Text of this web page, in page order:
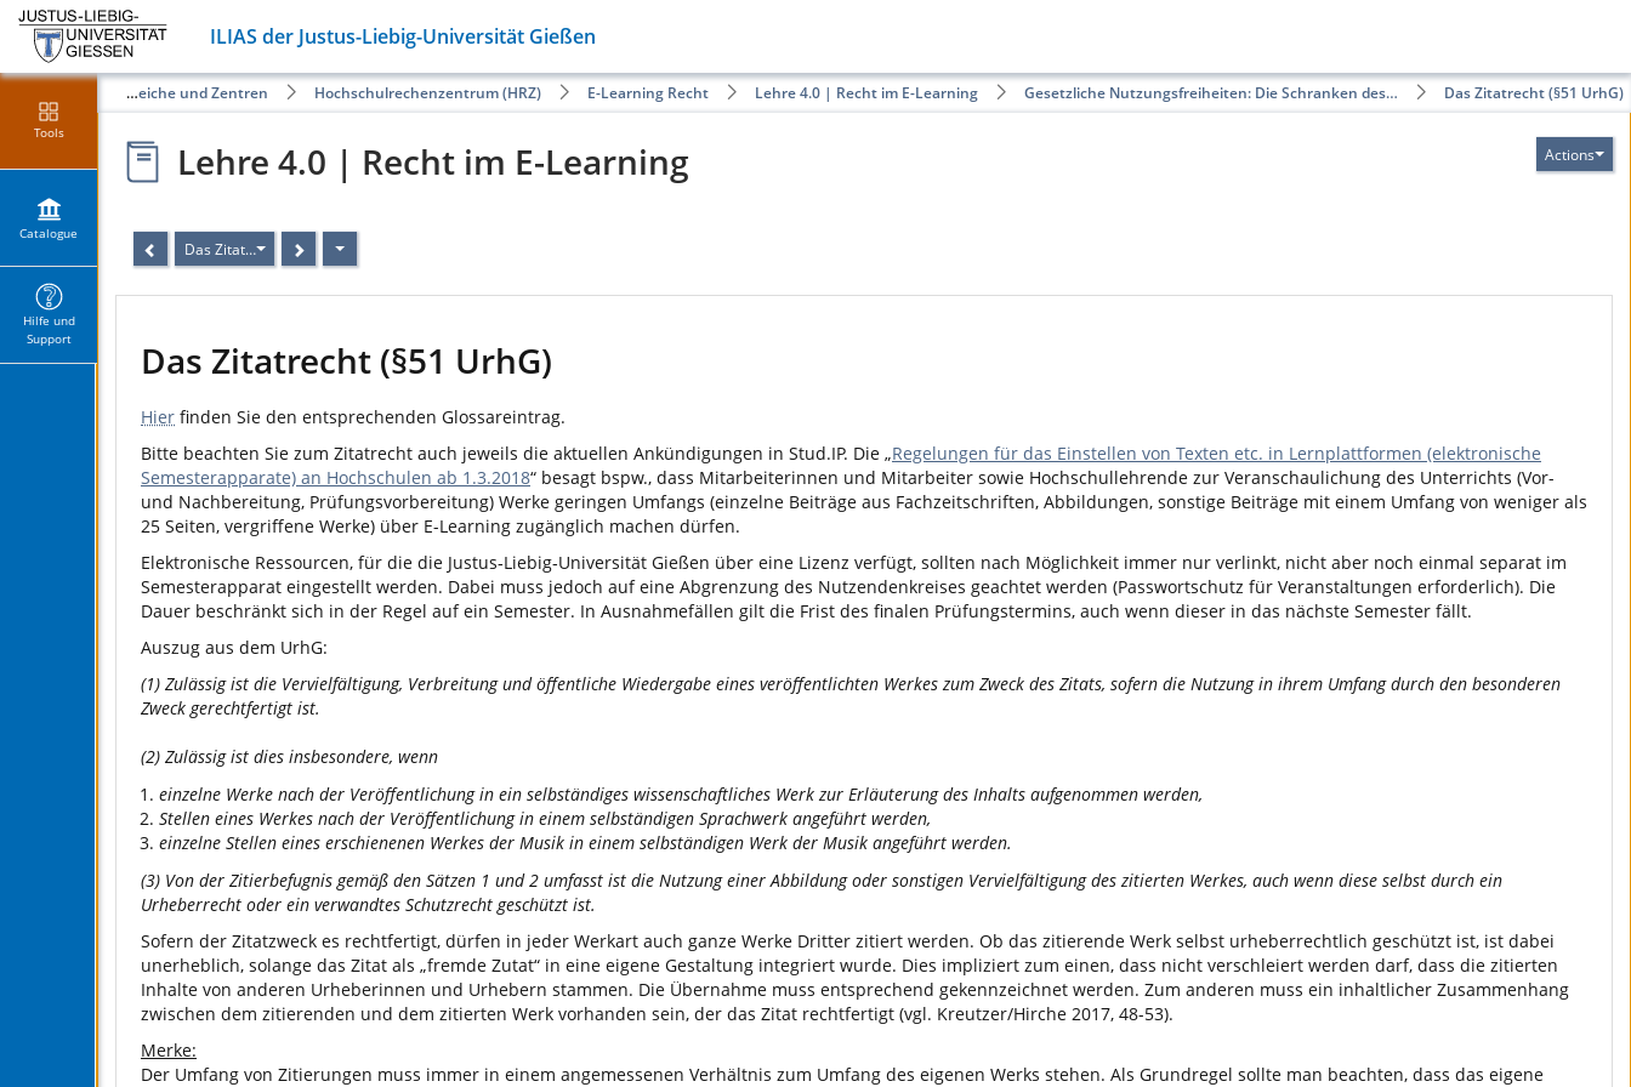
ILIAS der Justus-Liebig-Universität Gießen
Tools
Catalogue
Hilfe und
Support
Öffentliche Angebote der Fachbereiche und Zentren Hochschulrechenzentrum (HRZ) E-Learning Recht Lehre 4.0 | Recht im E-Learning Gesetzliche Nutzungsfreiheiten: Die Schranken des… Das Zitatrecht (§51 UrhG)
Actions
Lehre 4.0 | Recht im E-Learning
Das Zitatrecht (§51 UrhG)
Das Zitatrecht (§51 UrhG)
Hier finden Sie den entsprechenden Glossareintrag.
Bitte beachten Sie zum Zitatrecht auch jeweils die aktuellen Ankündigungen in Stud.IP. Die „Regelungen für das Einstellen von Texten etc. in Lernplattformen (elektronische
Semesterapparate) an Hochschulen ab 1.3.2018“ besagt bspw., dass Mitarbeiterinnen und Mitarbeiter sowie Hochschullehrende zur Veranschaulichung des Unterrichts (Vor-
und Nachbereitung, Prüfungsvorbereitung) Werke geringen Umfangs (einzelne Beiträge aus Fachzeitschriften, Abbildungen, sonstige Beiträge mit einem Umfang von weniger als
25 Seiten, vergriffene Werke) über E-Learning zugänglich machen dürfen.
Elektronische Ressourcen, für die die Justus‐Liebig‐Universität Gießen über eine Lizenz verfügt, sollten nach Möglichkeit immer nur verlinkt, nicht aber noch einmal separat im
Semesterapparat eingestellt werden. Dabei muss jedoch auf eine Abgrenzung des Nutzendenkreises geachtet werden (Passwortschutz für Veranstaltungen erforderlich). Die
Dauer beschränkt sich in der Regel auf ein Semester. In Ausnahmefällen gilt die Frist des finalen Prüfungstermins, auch wenn dieser in das nächste Semester fällt.
Auszug aus dem UrhG:
(1) Zulässig ist die Vervielfältigung, Verbreitung und öffentliche Wiedergabe eines veröffentlichten Werkes zum Zweck des Zitats, sofern die Nutzung in ihrem Umfang durch den besonderen
Zweck gerechtfertigt ist.
(2) Zulässig ist dies insbesondere, wenn
einzelne Werke nach der Veröffentlichung in ein selbständiges wissenschaftliches Werk zur Erläuterung des Inhalts aufgenommen werden,
Stellen eines Werkes nach der Veröffentlichung in einem selbständigen Sprachwerk angeführt werden,
einzelne Stellen eines erschienenen Werkes der Musik in einem selbständigen Werk der Musik angeführt werden.
(3) Von der Zitierbefugnis gemäß den Sätzen 1 und 2 umfasst ist die Nutzung einer Abbildung oder sonstigen Vervielfältigung des zitierten Werkes, auch wenn diese selbst durch ein
Urheberrecht oder ein verwandtes Schutzrecht geschützt ist.
Sofern der Zitatzweck es rechtfertigt, dürfen in jeder Werkart auch ganze Werke Dritter zitiert werden. Ob das zitierende Werk selbst urheberrechtlich geschützt ist, ist dabei
unerheblich, solange das Zitat als „fremde Zutat“ in eine eigene Gestaltung integriert wurde. Dies impliziert zum einen, dass nicht verschleiert werden darf, dass die zitierten
Inhalte von anderen Urheberinnen und Urhebern stammen. Die Übernahme muss entsprechend gekennzeichnet werden. Zum anderen muss ein inhaltlicher Zusammenhang
zwischen dem zitierenden und dem zitierten Werk vorhanden sein, der das Zitat rechtfertigt (vgl. Kreutzer/Hirche 2017, 48-53).
Merke:
Der Umfang von Zitierungen muss immer in einem angemessenen Verhältnis zum Umfang des eigenen Werks stehen. Als Grundregel sollte man beachten, dass das eigene